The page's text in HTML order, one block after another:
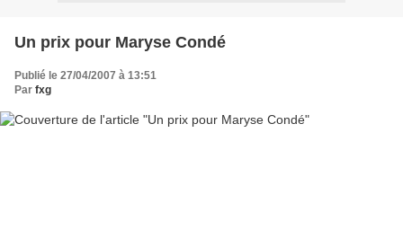
Un prix pour Maryse Condé
Publié le 27/04/2007 à 13:51
Par fxg